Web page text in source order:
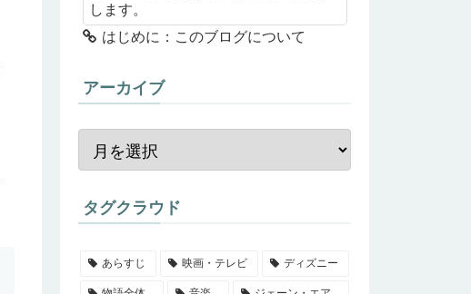
します。
はじめに：このブログについて
アーカイブ
タグクラウド
あらすじ 映画・テレビ ディズニー